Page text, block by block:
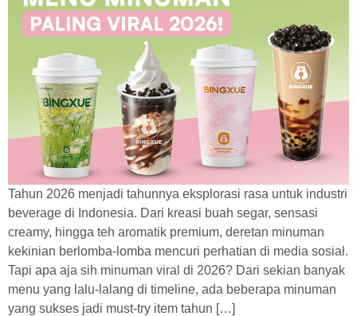
Tahun 2026 menjadi tahunnya eksplorasi rasa untuk industri
beverage di Indonesia. Dari kreasi buah segar, sensasi
creamy, hingga teh aromatik premium, deretan minuman
kekinian berlomba-lomba mencuri perhatian di media sosial.
Tapi apa aja sih minuman viral di 2026? Dari sekian banyak
menu yang lalu-lalang di timeline, ada beberapa minuman
yang sukses jadi must-try item tahun […]